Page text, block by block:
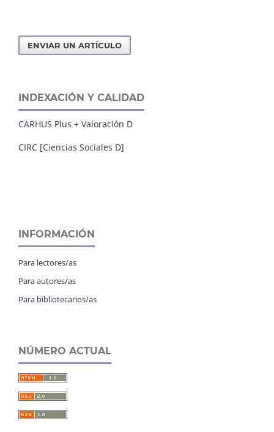
ENVIAR UN ARTÍCULO
INDEXACIÓN Y CALIDAD
CARHUS Plus + Valoración D
CIRC [Ciencias Sociales D]
INFORMACIÓN
Para lectores/as
Para autores/as
Para bibliotecarios/as
NÚMERO ACTUAL